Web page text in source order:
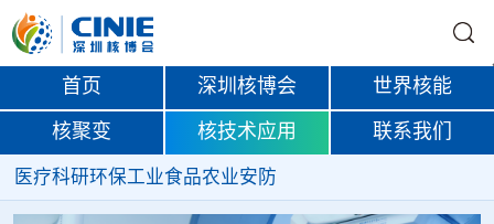
首页 深圳核博会 世界核能
核聚变 核技术应用 联系我们
医疗科研环保工业食品农业安防